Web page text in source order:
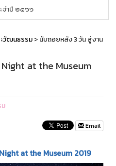
จำปี ๒๕๖๖
วัฒนธรรม> นับถอยหลัง 3 วัน สู่งาน
at the Museum
Email
Night at the Museum 2019